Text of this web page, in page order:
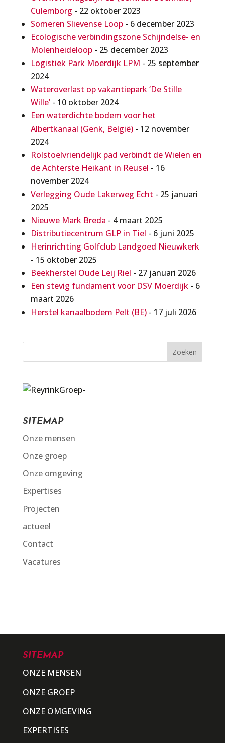
Culemborg - 22 oktober 2023
Someren Slievense Loop- 6 december 2023
Ecologische verbindingszone Schijndelse- en
Molenheideloop- 25 december 2023
Logistiek Park Moerdijk LPM - 25 september
2024
Wateroverlast op vakantiepark ‘De Stille
Wille’- 10 oktober 2024
Een waterdichte bodem voor het
Albertkanaal (Genk, België)- 12 november
2024
Rolstoelvriendelijk pad verbindt de Wielen en
de Achterste Heikant in Reusel - 16
november 2024
Verlegging Oude Lakerweg Echt - 25 januari
2025
Nieuwe Mark Breda - 4 maart 2025
Distributiecentrum GLP in Tiel - 6 juni 2025
Herinrichting Golfclub Landgoed Nieuwkerk
- 15 oktober 2025
Beekherstel Oude Leij Riel - 27 januari 2026
Een stevig fundament voor DSV Moerdijk- 6
maart 2026
Herstel kanaalbodem Pelt (BE)- 17 juli 2026
SITEMAP
Onze mensen
Onze groep
Onze omgeving
Expertises
Projecten
actueel
Contact
Vacatures
SITEMAP
ONZE MENSEN
ONZE GROEP
ONZE OMGEVING
EXPERTISES